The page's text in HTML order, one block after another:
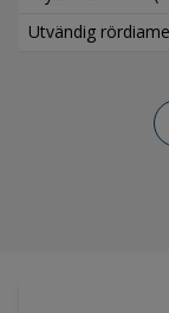
Utvändig